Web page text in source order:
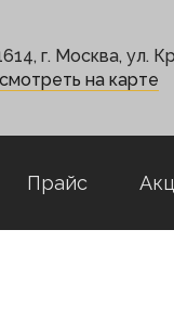
г. Москва, ул.
на карте
Прайс